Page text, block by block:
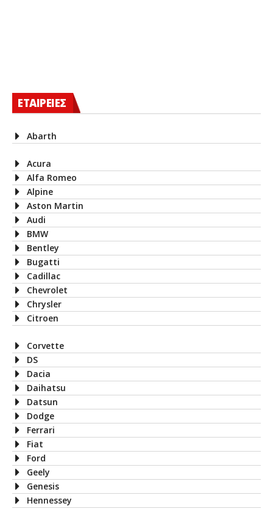
ΕΤΑΙΡΕΙΕΣ
Abarth
Acura
Alfa Romeo
Alpine
Aston Martin
Audi
BMW
Bentley
Bugatti
Cadillac
Chevrolet
Chrysler
Citroen
Corvette
DS
Dacia
Daihatsu
Datsun
Dodge
Ferrari
Fiat
Ford
Geely
Genesis
Hennessey